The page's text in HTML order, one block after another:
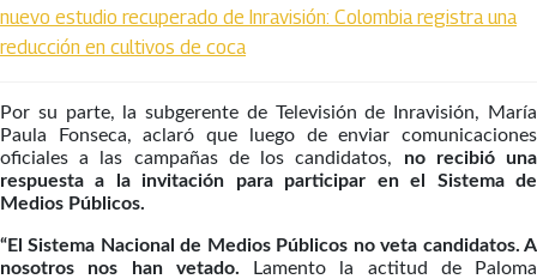
nuevo estudio recuperado de Inravisión: Colombia registra una
reducción en cultivos de coca
Por su parte, la subgerente de Televisión de Inravisión, María
Paula Fonseca, aclaró que luego de enviar comunicaciones
oficiales a las campañas de los candidatos, no recibió una
respuesta a la invitación para participar en el Sistema de
Medios Públicos.
“El Sistema Nacional de Medios Públicos no veta candidatos. A
nosotros nos han vetado.
Lamento la actitud de Paloma